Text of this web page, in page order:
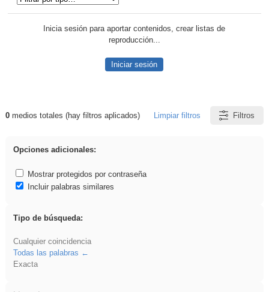
Inicia sesión para aportar contenidos, crear listas de
reproducción...
Iniciar sesión
Resultados de: venganza
0medios totales (hay filtros aplicados) Limpiar filtros Filtros
Opciones adicionales:
Mostrar protegidos por contraseña
Incluir palabras similares
Tipo de búsqueda:
Cualquier coincidencia
Todas las palabras
Exacta